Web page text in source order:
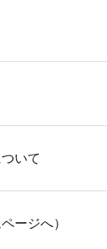
いて
ージへ）